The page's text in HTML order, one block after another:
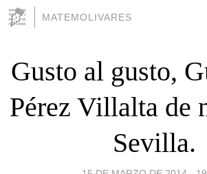
MATEMOLIVARES
Gusto al gusto,
Pérez Villalta de
Sevilla.